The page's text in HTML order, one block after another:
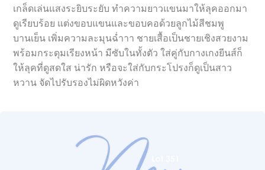
เกล็ดเล่นแสงระยิบระยับ ทำความยาวแขนมาให้ลุคออกมา
ดูเรียบร้อย แต่งขอบแขนและขอบคอด้วยลูกไม้สีชมพู
บานเย็น เพิ่มความละมุนฉ่ำาา ชายเสื้อเป็นชายเชิงสวยงาม
พร้อมกระดุมเรียงหน้า มีซับในทั้งตัว ใส่คู่กับกางเกงยีนส์ก็
ให้ลุคที่ดูสดใส น่ารัก หรือจะใส่กับกระโปรงก็ดูเป็นสาว
หวาน จัดไปรับรองไม่ผิดหวังค่า